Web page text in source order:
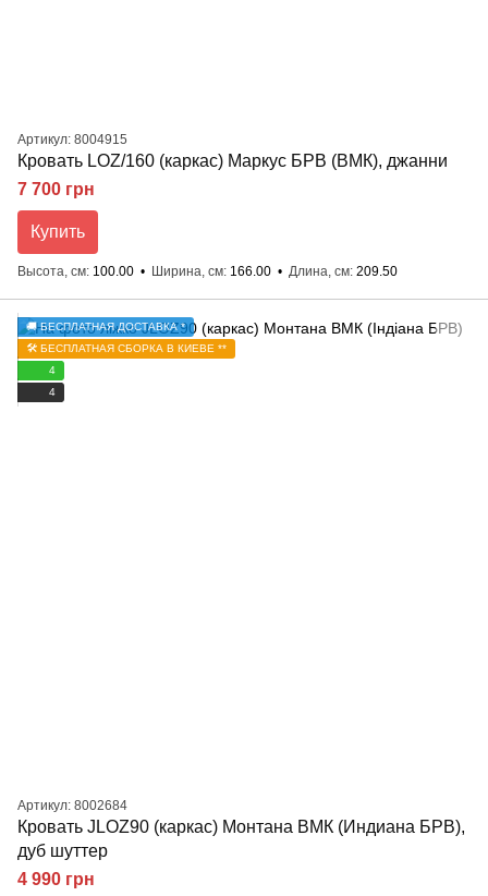
Артикул: 8004915
Кровать LOZ/160 (каркас) Маркус БРВ (ВМК), джанни
7 700 грн
Купить
Высота, см 100.00 Ширина, см 166.00 Длина, см 209.50
🚚 БЕСПЛАТНАЯ ДОСТАВКА *
🛠️ БЕСПЛАТНАЯ СБОРКА В КИЕВЕ **
4
4
Артикул: 8002684
Кровать JLOZ90 (каркас) Монтана ВМК (Индиана БРВ),
дуб шуттер
4 990 грн